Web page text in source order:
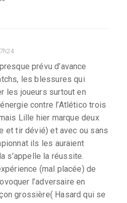
prévu d’avance
les blessures qui
les joueurs surtout en
contre l’Atlético trois
Lille hier marque deux
et tir dévié) et avec ou sans
ils les auraient
s’appelle la réussite.
(mal placée) de
l’adversaire en
grossière( Hasard qui se